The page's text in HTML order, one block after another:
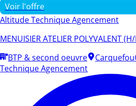
Voir l'offre
Altitude Technique Agencement
MENUISIER ATELIER POLYVALENT (H/
BTP & second oeuvre
Carquefou
Technique Agencement